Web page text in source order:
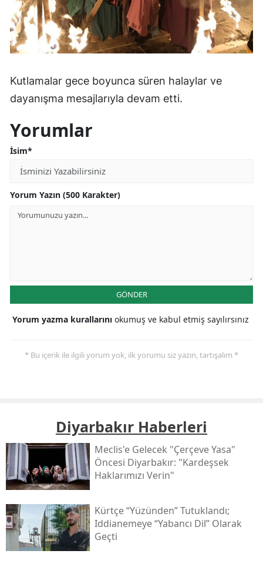
Kutlamalar gece boyunca süren halaylar ve
dayanışma mesajlarıyla devam etti.
Yorumlar
İsim*
Yorum Yazın (500 Karakter)
GÖNDER
Yorum yazma kurallarını okumuş ve kabul etmiş sayılırsınız
* Bu içerik ile ilgili yorum yok, ilk yorumu siz yazın, tartışalım *
Diyarbakır Haberleri
Meclis'e Gelecek "çerçeve Yasa"
Öncesi Diyarbakır: "kardeşsek
Haklarımızı Verin"
Kürtçe “yüzünden” Tutuklandı;
Iddianemeye “yabancı Dil” Olarak
Geçti